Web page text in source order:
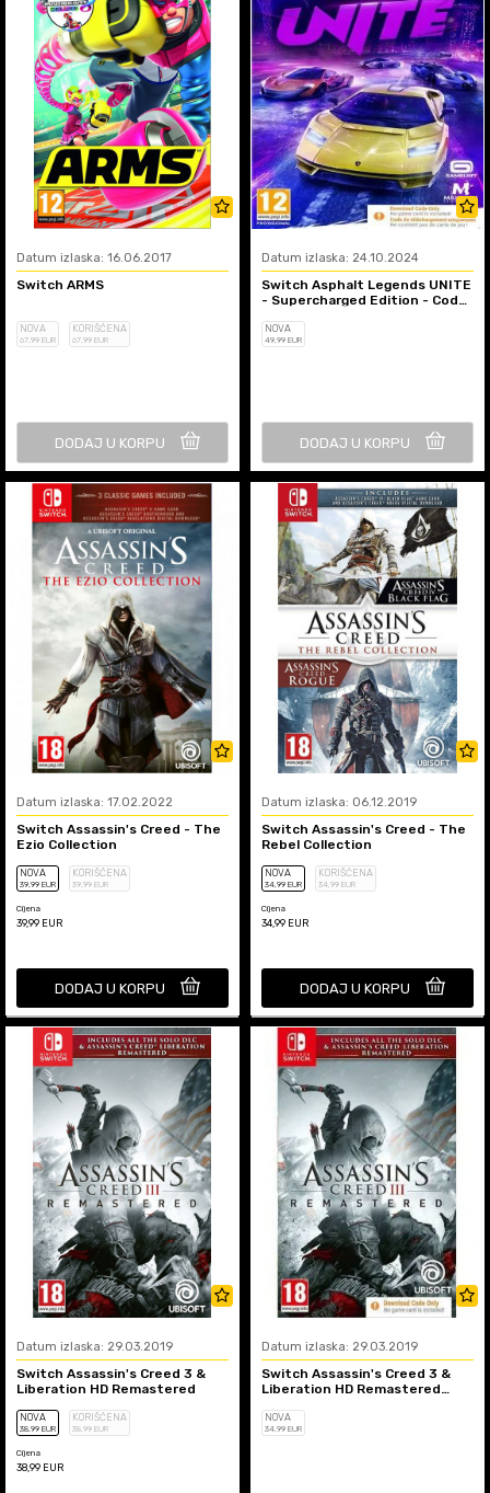
Datum izlaska: 16.06.2017
Switch ARMS
NOVA
67,99 EUR
KORIŠĆENA
67,99 EUR
DODAJ U KORPU
Datum izlaska: 24.10.2024
Switch Asphalt Legends UNITE
- Supercharged Edition - Code
NOVA
49,99 EUR
DODAJ U KORPU
Datum izlaska: 17.02.2022
Switch Assassin's Creed - The
Ezio Collection
NOVA
39,99 EUR
KORIŠĆENA
39,99 EUR
Cijena
39,99 EUR
DODAJ U KORPU
Datum izlaska: 06.12.2019
Switch Assassin's Creed - The
Rebel Collection
NOVA
34,99 EUR
KORIŠĆENA
34,99 EUR
Cijena
34,99 EUR
DODAJ U KORPU
Datum izlaska: 29.03.2019
Switch Assassin's Creed 3 &
Liberation HD Remastered
NOVA
38,99 EUR
KORIŠĆENA
38,99 EUR
Cijena
38,99 EUR
Datum izlaska: 29.03.2019
Switch Assassin's Creed 3 &
Liberation HD Remastered
NOVA
34,99 EUR